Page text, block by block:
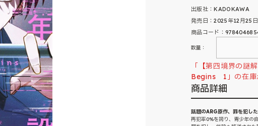
出版社：KADOKAWA
発売日：2025年12月25日
商品コード：
数量：
「【第四境界の謎
Begins 1」の在庫
商品詳細
話題のARG原作、罪を犯し
再犯率0%を誇り、青少年の